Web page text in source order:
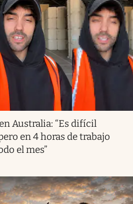
Australia: “Es difícil
en 4 horas de trabajo
el mes”